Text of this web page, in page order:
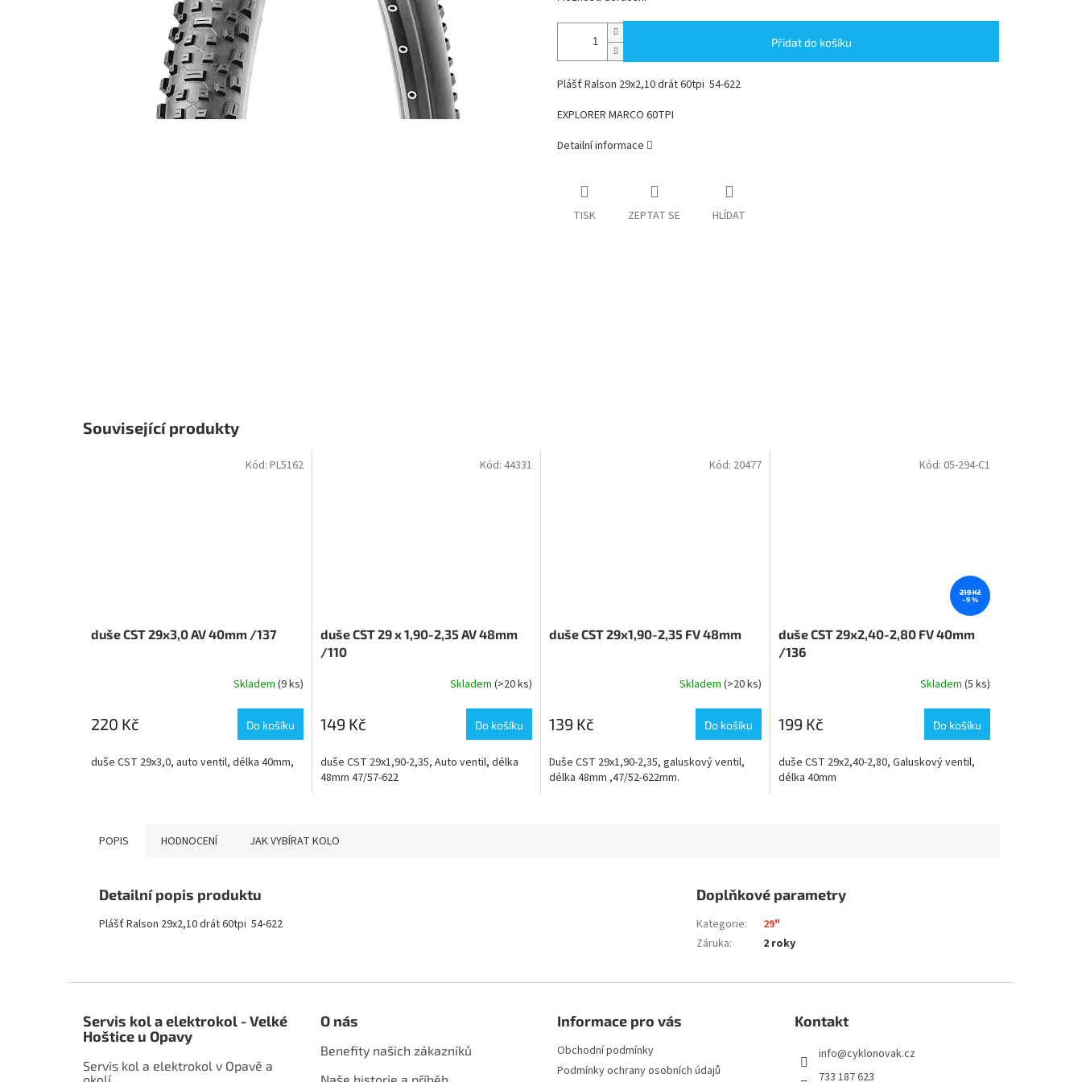
Přidat do košíku
Plášť Ralson 29x2,10 drát 60tpi 54-622
EXPLORER MARCO 60TPI
Detailní informace
TISK ZEPTAT SE HLÍDAT
Související produkty
duše CST 29x3,0 AV 40mm /137
Skladem (9 ks)
220 Kč Do košíku
duše CST 29x3,0, auto ventil, délka 40mm,
Kód: PL5162
duše CST 29 x 1,90-2,35 AV 48mm
/110
Skladem (>20 ks)
149 Kč Do košíku
duše CST 29x1,90-2,35, Auto ventil, délka
48mm 47/57-622
Kód: 44331
duše CST 29x1,90-2,35 FV 48mm
Skladem (>20 ks)
139 Kč Do košíku
Duše CST 29x1,90-2,35, galuskový ventil,
délka 48mm ,47/52-622mm.
Kód: 20477
219 Kč
–9 %
duše CST 29x2,40-2,80 FV 40mm
/136
Skladem (5 ks)
199 Kč Do košíku
duše CST 29x2,40-2,80, Galuskový ventil,
délka 40mm
Kód: 05-294-C1
POPIS HODNOCENÍ JAK VYBÍRAT KOLO
Detailní popis produktu
Plášť Ralson 29x2,10 drát 60tpi 54-622
Doplňkové parametry
Kategorie:
29"
Záruka: 2 roky
Servis kol a elektrokol - Velké
Hoštice u Opavy
Servis kol a elektrokol v Opavě a
O nás
Benefity našich zákazníků
Informace pro vás
Obchodní podmínky
Podmínky ochrany osobních údajů
Kontakt
info@cyklonovak.cz
733 187 623